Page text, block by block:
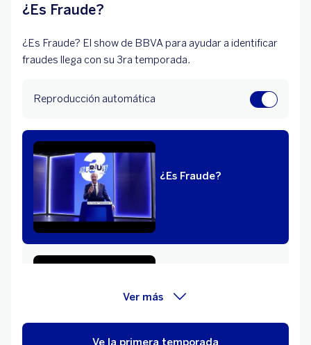
¿Es Fraude?
¿Es Fraude? El show de BBVA para ayudar a identificar
fraudes llega con su 3ra temporada.
Reproducción automática
¿Es Fraude?
Web falso
Ver más
Ve la primera temporada